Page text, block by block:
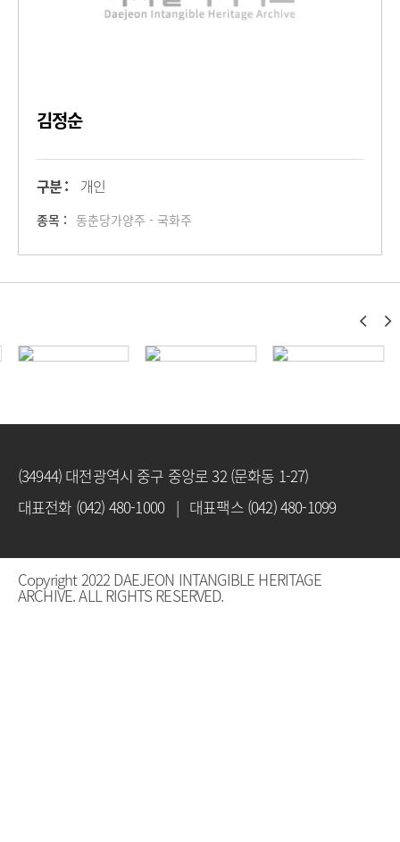
김정순
구분 : 개인
종목 : 동춘당가양주 - 국화주
(34944) 대전광역시 중구 중앙로 32 (문화동 1-27)
대표전화 (042) 480-1000 | 대표팩스 (042) 480-1099
Copyright 2022 DAEJEON INTANGIBLE HERITAGE
ARCHIVE. ALL RIGHTS RESERVED.